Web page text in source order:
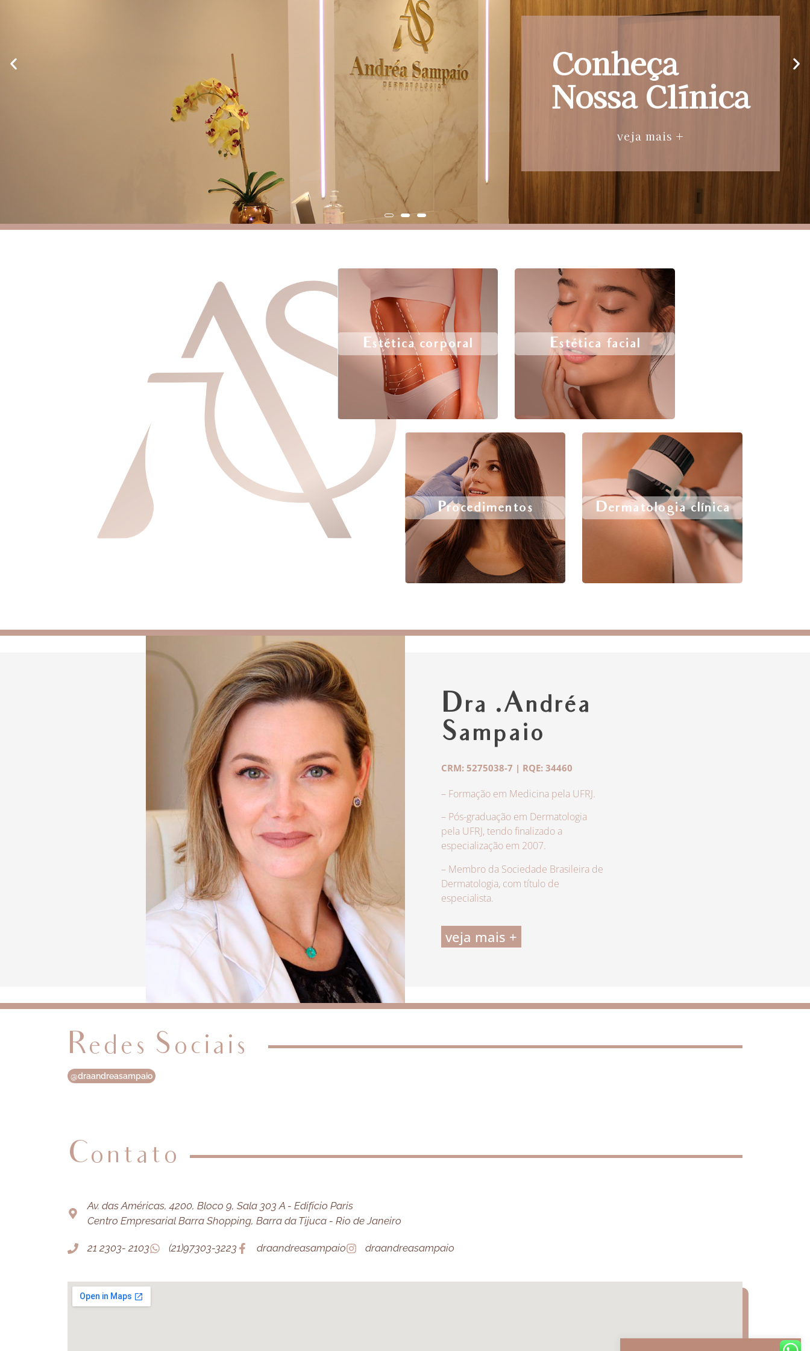
Conheça
Nossa Clínica
veja mais +
Estética corporal Estética facial
Procedimentos Dermatologia clínica
Dra .Andréa
Sampaio
CRM: 5275038-7 | RQE: 34460
– Formação em Medicina pela UFRJ.
– Pós-graduação em Dermatologia
pela UFRJ, tendo finalizado a
especialização em 2007.
– Membro da Sociedade Brasileira de
Dermatologia, com título de
especialista.
veja mais +
Redes Sociais
@draandreasampaio
Contato
Av. das Américas, 4200, Bloco 9, Sala 303 A - Edifício Paris
Centro Empresarial Barra Shopping, Barra da Tijuca - Rio de Janeiro
21 2303- 2103 (21)97303-3223 draandreasampaio draandreasampaio